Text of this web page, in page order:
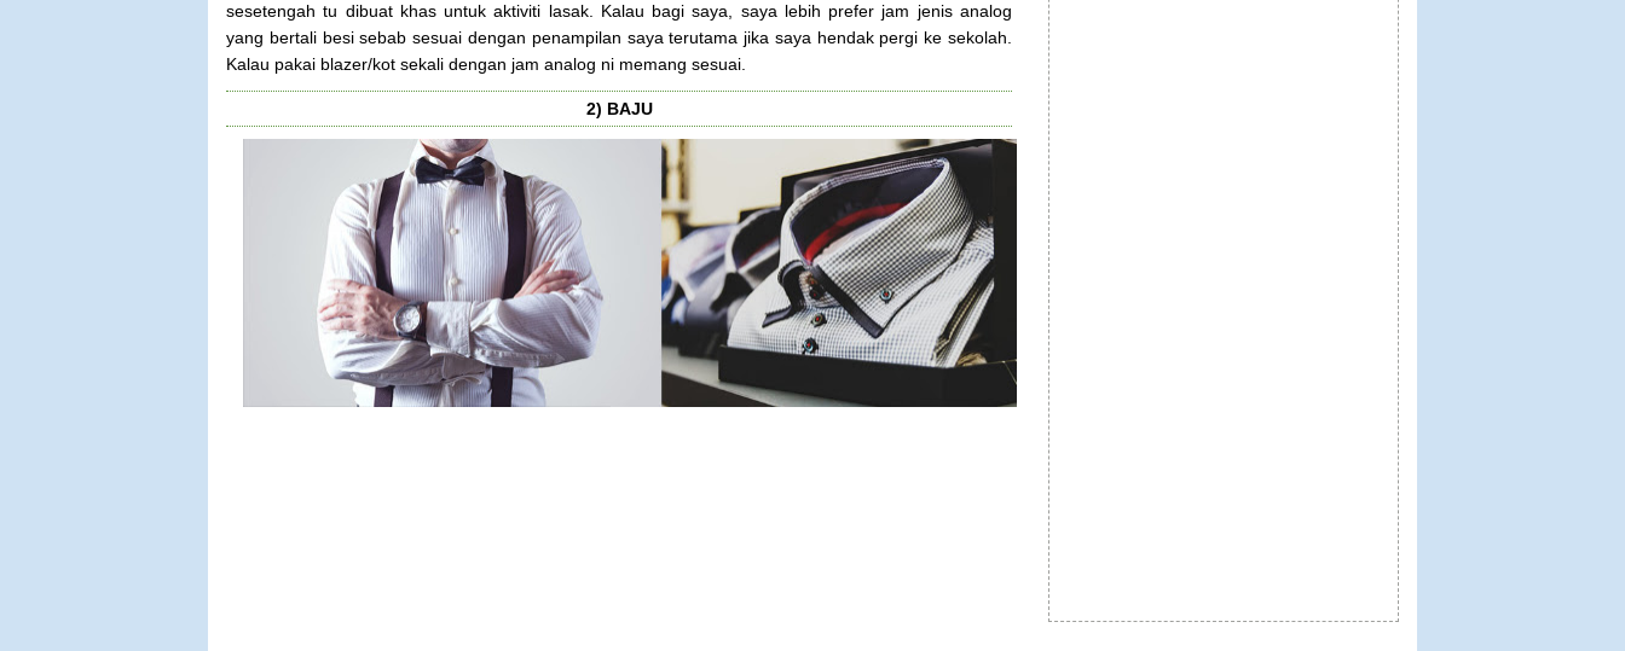
sesetengah tu dibuat khas untuk aktiviti lasak. Kalau bagi saya, saya lebih prefer jam jenis analog
yang bertali besi sebab sesuai dengan penampilan saya terutama jika saya hendak pergi ke sekolah.
Kalau pakai blazer/kot sekali dengan jam analog ni memang sesuai.
2) BAJU